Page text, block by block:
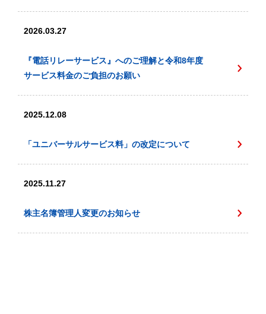
2026.03.27
『電話リレーサービス』へのご理解と令和8年度
サービス料金のご負担のお願い
2025.12.08
「ユニバーサルサービス料」の改定について
2025.11.27
株主名簿管理人変更のお知らせ